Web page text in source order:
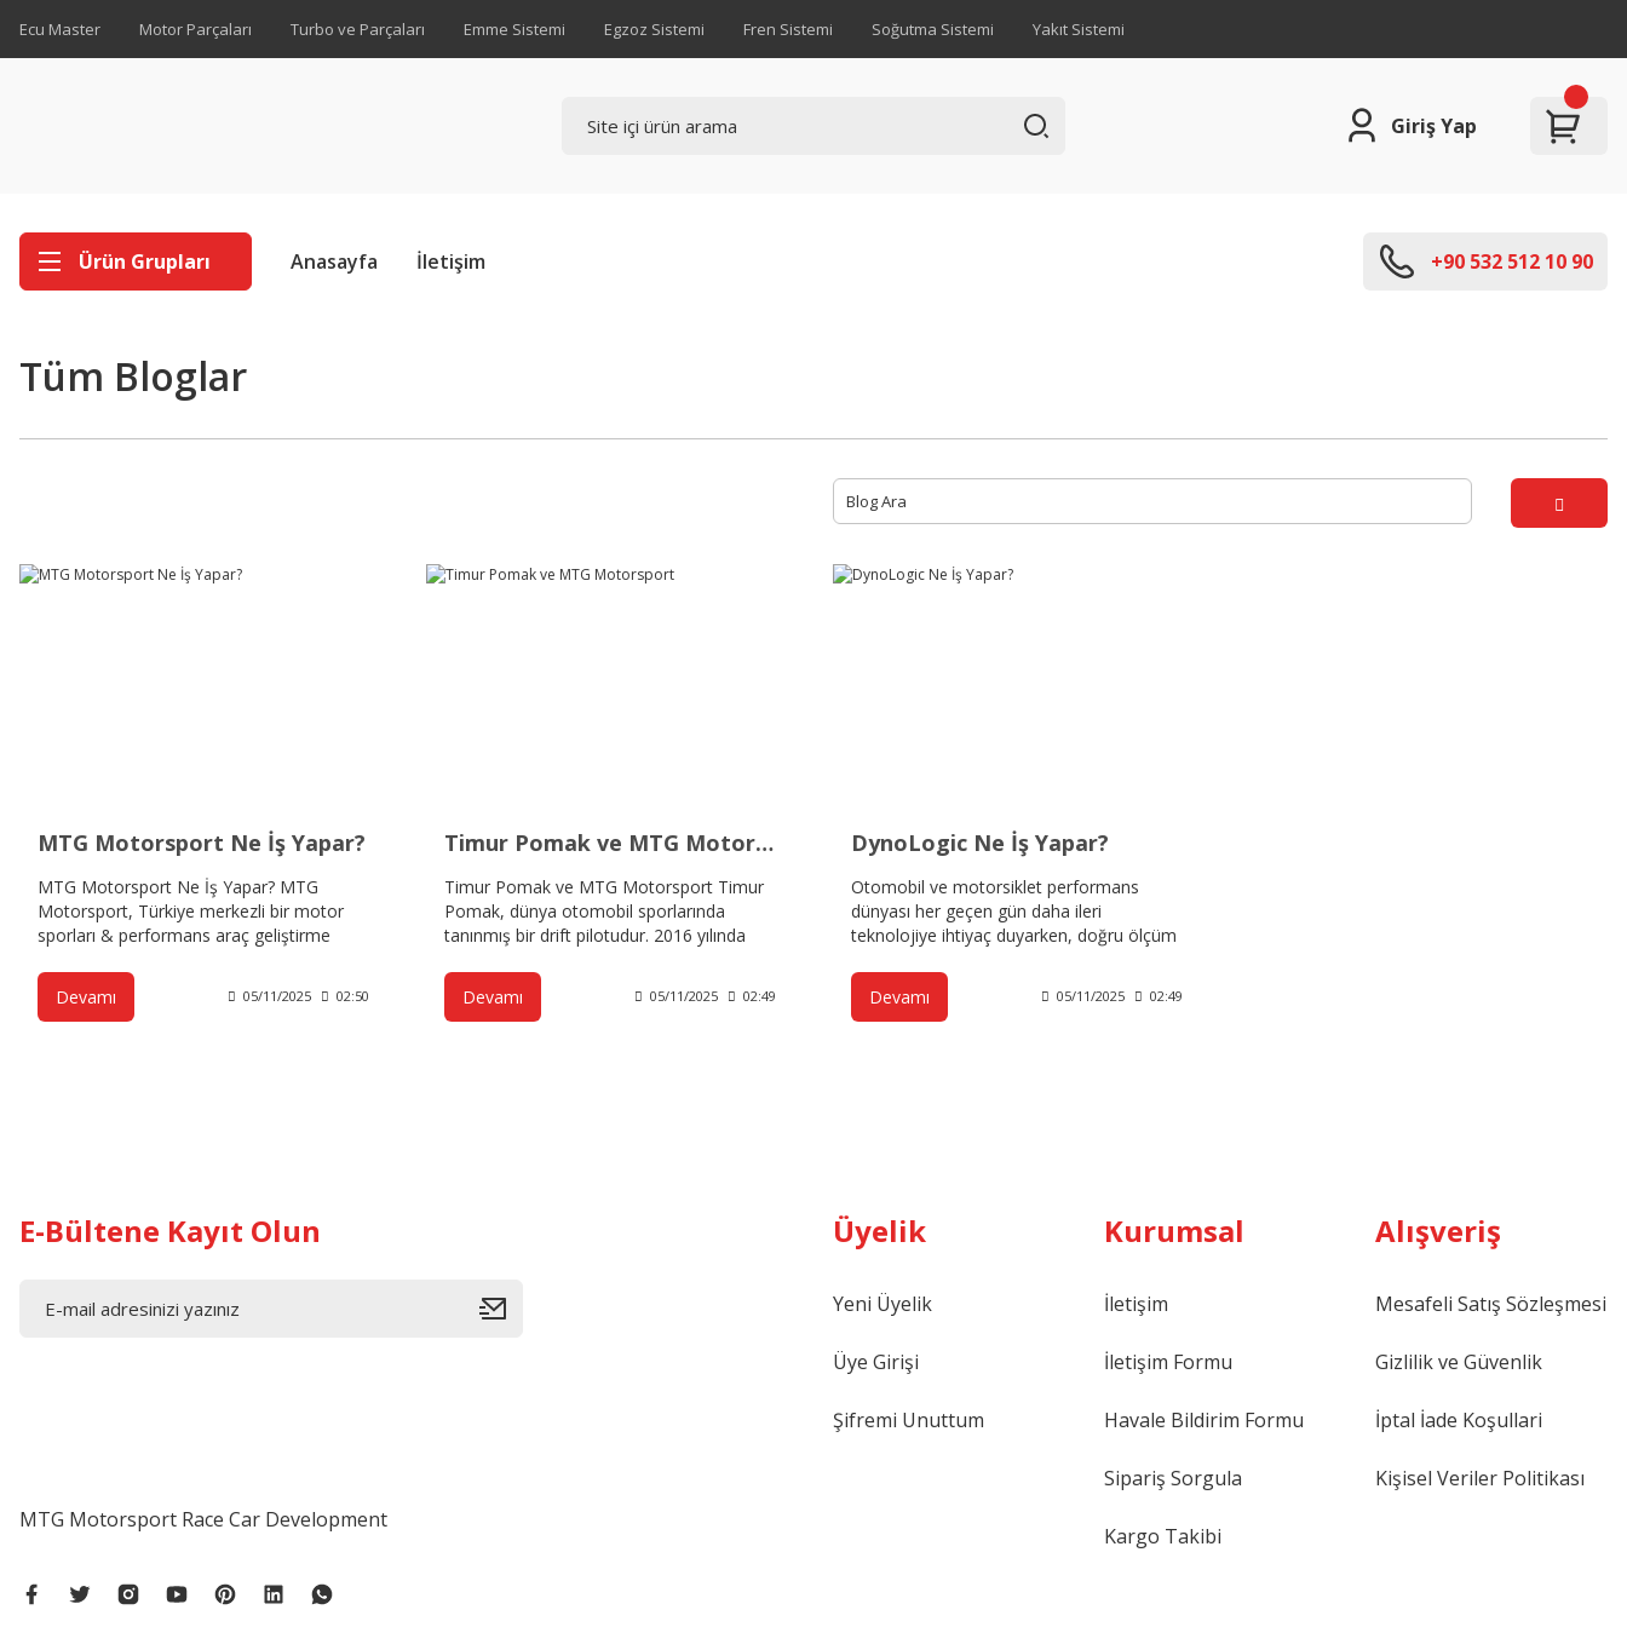
Ecu Master Motor Parçaları Turbo ve Parçaları Emme Sistemi Egzoz Sistemi Fren Sistemi Soğutma Sistemi Yakıt Sistemi
Giriş Yap
Ürün Grupları Anasayfa İletişim +90 532 512 10 90
Tüm Bloglar
MTG Motorsport Ne İş Yapar?
MTG Motorsport Ne İş Yapar? MTG
Motorsport, Türkiye merkezli bir motor
sporları & performans araç geliştirme
Devamı
05/11/2025 02:50
Timur Pomak ve MTG Motorsport
Timur Pomak ve MTG Motorsport Timur
Pomak, dünya otomobil sporlarında
tanınmış bir drift pilotudur. 2016 yılında
şampiyon olmuştur. MTG Motorsport ve
DynoLogic firmalarının kurucusu ve
Devamı 05/11/2025 02:49
DynoLogic Ne İş Yapar?
Otomobil ve motorsiklet performans
dünyası her geçen gün daha ileri
teknolojiye ihtiyaç duyarken, doğru ölçüm
oranda artıyor. İşte bu noktada, sektörde
güvenilirliği ve mühendislik kalitesiyle öne
Devamı 05/11/2025 02:49
E-Bültene Kayıt Olun
MTG Motorsport Race Car Development
Üyelik
Yeni Üyelik
Üye Girişi
Şifremi Unuttum
Kurumsal
İletişim
İletişim Formu
Havale Bildirim Formu
Sipariş Sorgula
Kargo Takibi
Alışveriş
Mesafeli Satış Sözleşmesi
Gizlilik ve Güvenlik
İptal İade Koşullari
Kişisel Veriler Politikası